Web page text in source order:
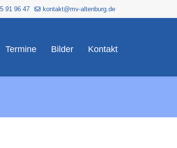
91 96 47 kontakt@mv-altenburg.de
Termine Bilder Kontakt